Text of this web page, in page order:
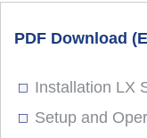
PDF Download
Installation LX
Setup and